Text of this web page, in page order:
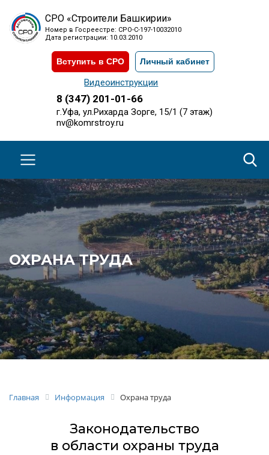
СРО «Строители Башкирии»
Номер в Госреестре: СРО-С-197-10032010
Дата регистрации: 10.03.2010
Вступить в СРО Личный кабинет
Видеоинструкции
8 (347) 201-01-66
г.Уфа, ул.Рихарда Зорге, 15/1 (7 этаж)
nv@komrstroy.ru
ОХРАНА ТРУДА
Главная Информация Охрана труда
Законодательство
в области охраны труда